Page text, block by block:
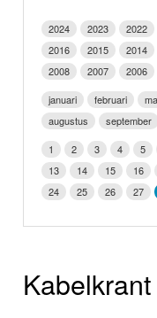
Video
Webcam
Info
2024 2023 2022
2016
2015 2014
2008
2007 2006
januari
februari
augustus
september
1
2 3 4 5
13
14 15 16
24
25 26 27